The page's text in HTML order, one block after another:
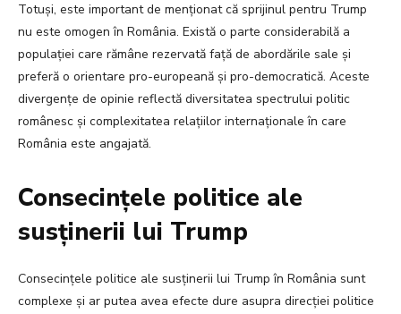
Totuși, este important de menționat că sprijinul pentru Trump
nu este omogen în România. Există o parte considerabilă a
populației care rămâne rezervată față de abordările sale și
preferă o orientare pro-europeană și pro-democratică. Aceste
divergențe de opinie reflectă diversitatea spectrului politic
românesc și complexitatea relațiilor internaționale în care
România este angajată.
Consecințele politice ale
susținerii lui Trump
Consecințele politice ale susținerii lui Trump în România sunt
complexe și ar putea avea efecte dure asupra direcției politice